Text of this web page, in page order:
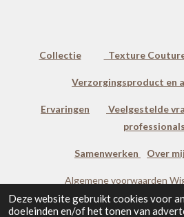
Deze website gebruikt cookies voor
doeleinden en/of het tonen van
Collectie Texture
Verzorgingsproduct en
Ervaringen Veelgestelde
professionals
Samenwerken Over mij
Algemene voorwaarden
Salon voorwaarden